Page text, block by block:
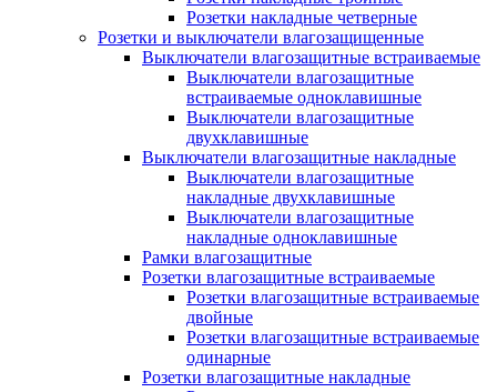
Розетки накладные четверные
Розетки и выключатели влагозащищенные
Выключатели влагозащитные встраиваемые
Выключатели влагозащитные
встраиваемые одноклавишные
Выключатели влагозащитные
двухклавишные
Выключатели влагозащитные накладные
Выключатели влагозащитные
накладные двухклавишные
Выключатели влагозащитные
накладные одноклавишные
Рамки влагозащитные
Розетки влагозащитные встраиваемые
Розетки влагозащитные встраиваемые
двойные
Розетки влагозащитные встраиваемые
одинарные
Розетки влагозащитные накладные